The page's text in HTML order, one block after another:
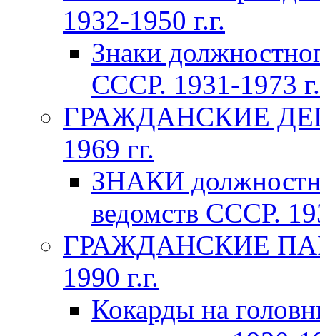
1932-1950 г.г.
Знаки
СССР. 1931-1973
ГРАЖДАНСКИЕ
1969 гг.
ЗНАКИ
ведомств СССР.
ГРАЖДАНСКИЕ
1990 г.г.
Кокарды на